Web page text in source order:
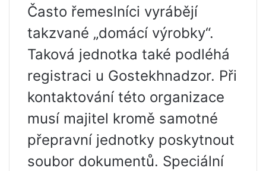
Často řemeslníci vyrábějí
takzvané „domácí výrobky“.
Taková jednotka také podléhá
registraci u Gostekhnadzor. Při
kontaktování této organizace
musí majitel kromě samotné
přepravní jednotky poskytnout
soubor dokumentů. Speciální